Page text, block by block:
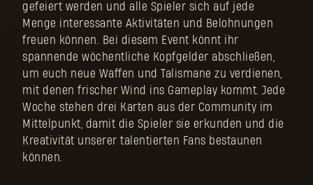
gefeiert werden und alle Spieler sich auf jede
Menge interessante Aktivitäten und Belohnungen
freuen können. Bei diesem Event könnt ihr
spannende wöchentliche Kopfgelder abschließen,
um euch neue Waffen und Talismane zu verdienen,
mit denen frischer Wind ins Gameplay kommt. Jede
Woche stehen drei Karten aus der Community im
Mittelpunkt, damit die Spieler sie erkunden und die
Kreativität unserer talentierten Fans bestaunen
können.